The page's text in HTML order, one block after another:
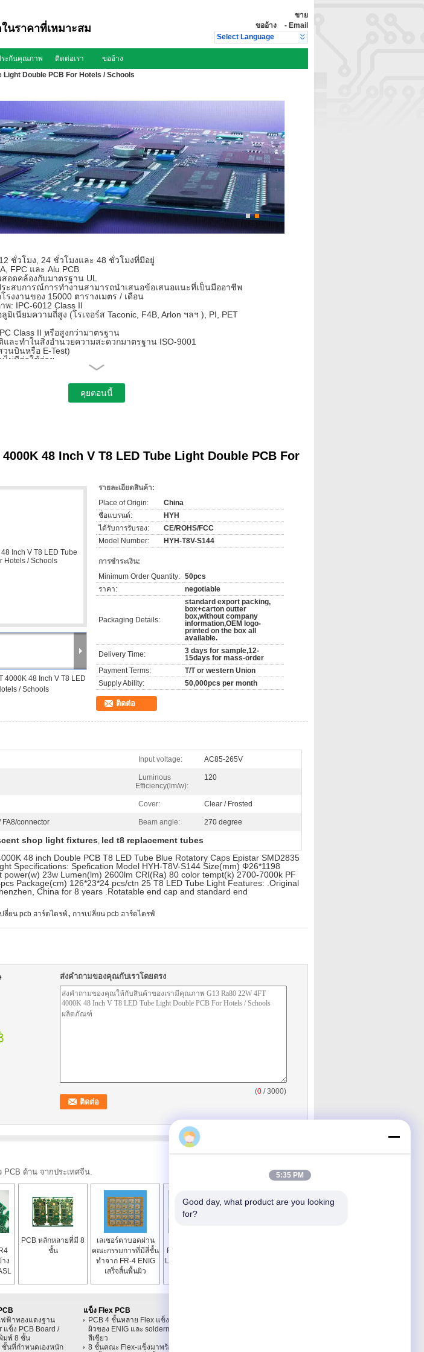
ราคาที่เหมาะสม
ขาย
ขออ้าง
- Email
Select Language
ระกันคุณภาพ ติดต่อเรา ขออ้าง
Light Double PCB For Hotels / Schools
ชั่วโมง, 24 ชั่วโมงและ 48 ชั่วโมงที่มีอยู่
FPC และ Alu PCB
อดคล้องกับมาตรฐาน UL
ะสบการณ์การทำงานสามารถนำเสนอข้อเสนอแนะที่เป็นมืออาชีพ
งงานของ 15000 ตารางเมตร / เดือน
: IPC-6012 Class II
มิเนียมความถี่สูง (โรเจอร์ส Taconic, F4B, Arlon ฯลฯ ), PI, PET
Class II หรือสูงกว่ามาตรฐาน
ละทำในสิ่งอำนวยความสะดวกมาตรฐาน ISO-9001
นบินหรือ E-Test)
ไม่มีค่าใช้จ่าย
เราทำงานร่วมกับลูกค้าอย่างใกล้ชิดเพื่อให้แน่ใจว่าบอร์ดที่มีมาตรฐาน
มขึ้นทีละ
ล้านบาท
ไฟล์ที่ส่งในหน่วยเมตริก (mm) จะถูกแปลงเป็นหน่วยอิมพีเรียล (mils) และโค้ง
น่วยเมตริกในขณะที่เว็บไซต์ที่มีการระบุไว้ในหน่วยอิมพีเรียลมีแผนภูมิการแปลงฉัน
เสนอราคาสามารถจัดการมิลลิเมตรหน่วยเช่นเดียวกับนิ้วสำหรับมิติ
ารออกแบบของฉันได้อย่างไร
ควรมีการระบุในชั้นเดียวกันคือร่างที่คณะกรรมการที่ต่ำสุดที่ขนาดของช่อง
ลาที่สั่งซื้อโปรดระบุความต้องการนี้ใน "คำขอพิเศษ" ส่วนเพื่อให้วิศวกร CAM ของเรา
นสิ่งที่เรามักจะพบ - เพื่อให้มีโอกาสที่เราอาจจะมองข้ามมันให้แน่ใจว่าเป็นที่เรารู้จักกัน
4000K 48 Inch V T8 LED Tube Light Double PCB For
4000K 48 Inch V T8 LED
/ Schools
รายละเอียดสินค้า:
Place of Origin:
China
ชื่อแบรนด์:
HYH
ได้รับการรับรอง:
CE/ROHS/FCC
Model Number:
HYH-T8V-S144
การชำระเงิน:
Minimum Order Quantity: 50pcs
ราคา:
negotiable
Packaging Details:
standard export packing,
box+carton outter
box,without company
information,OEM logo-
printed on the box all
available.
Delivery Time:
3 days for sample,12-
15days for mass-order
Payment Terms:
T/T or western Union
Supply Ability:
50,000pcs per month
ติดต่อ
Input voltage: AC85-265V
Luminous
Efficiency(lm/w):
120
Cover: Clear / Frosted
FA8/connector Beam angle: 270 degree
shop light fixtures, led t8 replacement tubes
48 inch Double PCB T8 LED Tube Blue Rotatory Caps Epistar SMD2835
Specifications: Spefication Model HYH-T8V-S144 Size(mm) Φ26*1198
power(w) 23w Lumen(lm) 2600lm CRI(Ra) 80 color tempt(k) 2700-7000k PF
Package(cm) 126*23*24 pcs/ctn 25 T8 LED Tube Light Features: .Original
China for 8 years .Rotatable end cap and standard end
ปลี่ยน pcb ฮาร์ดไดรฟ์ , การเปลี่ยน pcb ฮาร์ดไดรฟ์
ส่งคำถามของคุณกับเราโดยตรง
(0 / 3000)
PCB ด้าน จากประเทศจีน.
ง
PCB หลักหลายที่มี 8
ชั้น
เลเซอร์ตาบอดผ่าน
คณะกรรมการที่มีสี่ชั้น
ทำจาก FR-4 ENIG
เสร็จสิ้นพื้นผิว
PCB สำหรับไฟ / ไฟ
LED การประกอบแผง
ฟฟ้าทองแดงฐาน
แข็ง PCB Board /
มพ์ 8 ชั้น
ชั้นที่กำหนดเองหนัก
แข็ง Flex PCB
PCB 4 ชั้นหลาย Flex แข็งกับ
ผิวของ ENIG และ soldermask
สีเขียว
8 ชั้นคณะ Flex-แข็งมาพร้อม
5:35 PM
Good day, what product are you looking
for?